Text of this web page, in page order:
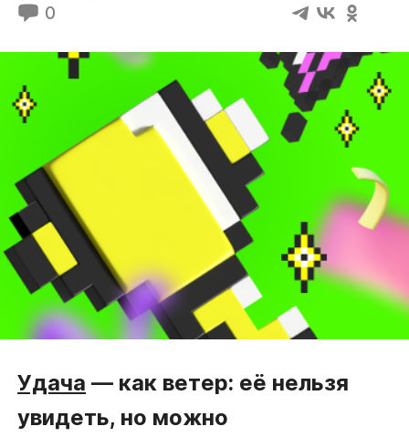
0
Удача — как ветер: её нельзя
увидеть, но можно